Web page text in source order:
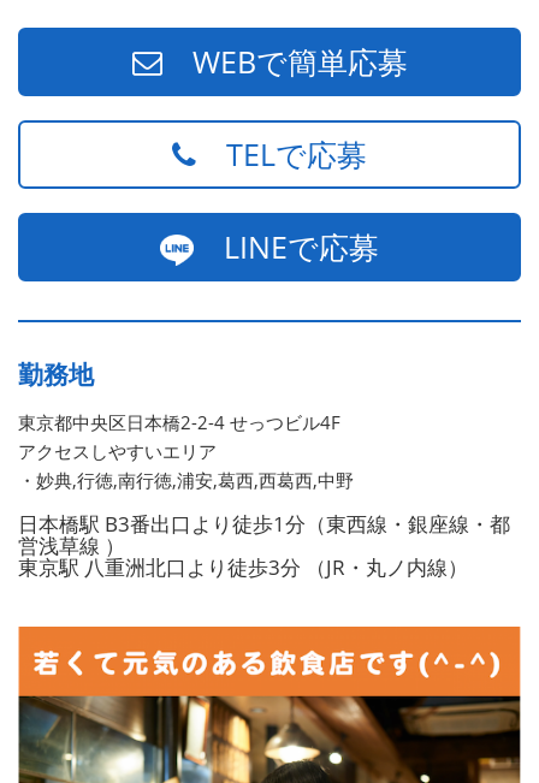
WEBで簡単応募
TELで応募
LINEで応募
勤務地
東京都中央区日本橋2-2-4 せっつビル4F
アクセスしやすいエリア
・妙典,行徳,南行徳,浦安,葛西,西葛西,中野
日本橋駅 B3番出口より徒歩1分（東西線・銀座線・都
営浅草線 ）
東京駅 八重洲北口より徒歩3分 （JR・丸ノ内線）